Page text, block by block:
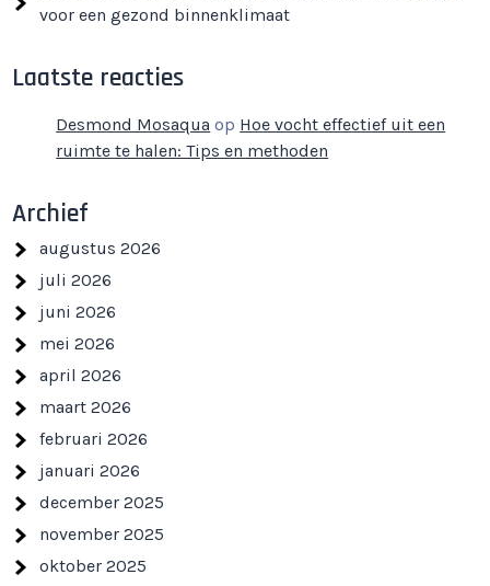
voor een gezond binnenklimaat
Laatste reacties
Desmond Mosaqua op Hoe vocht effectief uit een
ruimte te halen: Tips en methoden
Archief
augustus 2026
juli 2026
juni 2026
mei 2026
april 2026
maart 2026
februari 2026
januari 2026
december 2025
november 2025
oktober 2025